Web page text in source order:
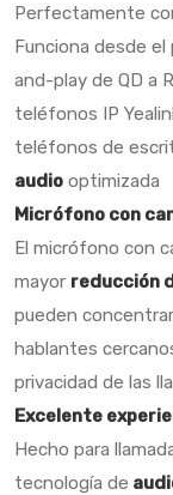
Perfectamente
Funciona desde
and-play de QD a
teléfonos IP
teléfonos de
audio optimizada
Micrófono con
El micrófono con
mayor reducción
pueden
hablantes
privacidad de las
Excelente
Hecho para
tecnología de